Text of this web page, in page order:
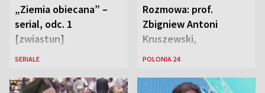
„Ziemia obiecana” –
serial, odc. 1
[zwiastun]
SERIALE
Rozmowa: prof.
Zbigniew Antoni
Kruszewski,
Powstaniec
Zaryan, piosenkarka
POLONIA 24